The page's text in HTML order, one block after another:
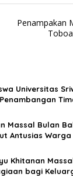
Penampakan
Universitas
Massal Bulan
Antusias
Khitanan
bagi